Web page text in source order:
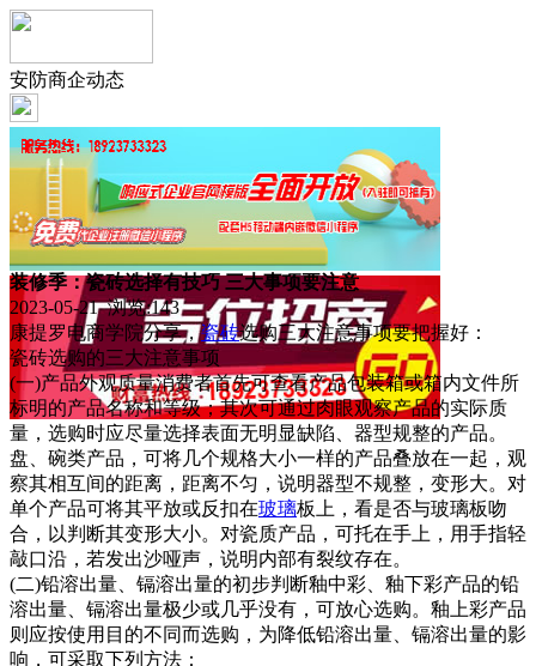
安防商企动态
装修季：瓷砖选择有技巧 三大事项要注意
2023-05-21 浏览:143
康提罗电商学院分享，瓷砖选购三大注意事项要把握好：
瓷砖选购的三大注意事项
(一)产品外观质量消费者首先可查看产品包装箱或箱内文件所
标明的产品名称和等级；其次可通过肉眼观察产品的实际质
量，选购时应尽量选择表面无明显缺陷、器型规整的产品。
盘、碗类产品，可将几个规格大小一样的产品叠放在一起，观
察其相互间的距离，距离不匀，说明器型不规整，变形大。对
单个产品可将其平放或反扣在玻璃板上，看是否与玻璃板吻
合，以判断其变形大小。对瓷质产品，可托在手上，用手指轻
敲口沿，若发出沙哑声，说明内部有裂纹存在。
(二)铅溶出量、镉溶出量的初步判断釉中彩、釉下彩产品的铅
溶出量、镉溶出量极少或几乎没有，可放心选购。釉上彩产品
则应按使用目的不同而选购，为降低铅溶出量、镉溶出量的影
响，可采取下列方法：